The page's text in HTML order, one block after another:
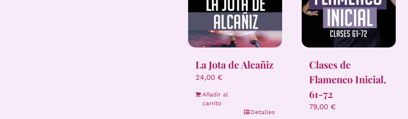
La Jota de Alcañiz
24,00 €
Añadir al
carrito
Detalles
Clases de
Flamenco Inicial,
61-72
79,00 €